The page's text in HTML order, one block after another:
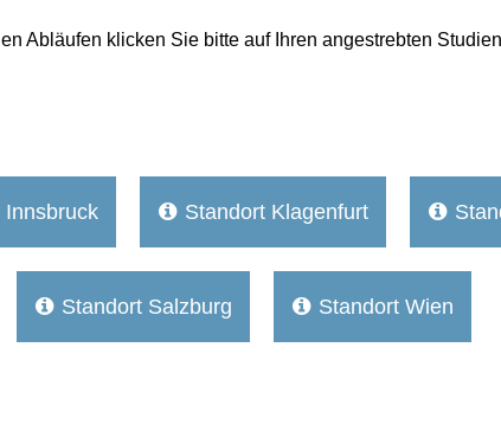
Abläufen klicken Sie bitte auf Ihren angestrebten
Innsbruck  Standort Klagenfurt 
 Standort Salzburg  Standort Wien